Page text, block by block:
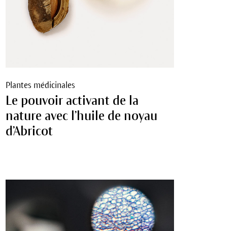
Plantes médicinales
Le pouvoir activant de la
nature avec l’huile de noyau
d’Abricot